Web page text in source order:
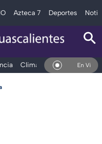
Azteca 7 Deportes
Clima Deportes En Vivo